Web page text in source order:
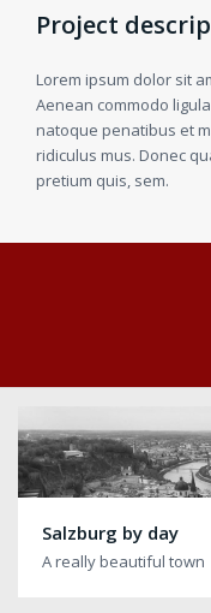
Project
Lorem ipsum dolor sit
Aenean commodo
natoque penatibus et
ridiculus mus. Donec
pretium quis, sem.
Salzburg by day
A really beautiful town